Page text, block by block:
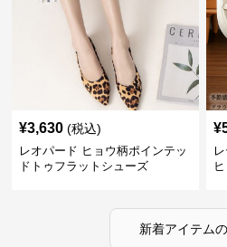
¥3,630 (税込)
レオパード ヒョウ柄ポインテッ
ドトゥフラットシューズ
¥
新着アイテム